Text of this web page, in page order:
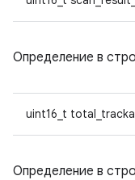
Определение в
uint16_t
Определение в